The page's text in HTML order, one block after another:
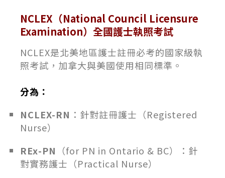
NCLEX（National Council Licensure
Examination）全國護士執照考試
NCLEX是北美地區護士註冊必考的國家級執
照考試，加拿大與美國使用相同標準。
分為：
NCLEX-RN ：針對註冊護士（Registered
Nurse）
REx-PN
（for PN in Ontario & BC）：針
對實務護士（Practical Nurse）